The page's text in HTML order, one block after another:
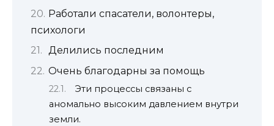
Работали спасатели, волонтеры,
психологи
Делились последним
Очень благодарны за помощь
Эти процессы связаны с
аномально высоким давлением внутри
земли.